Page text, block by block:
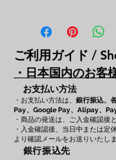
ご利用ガイド /
・日本国内のお客
お支払い方法
・お支払い方法は、 銀行振込、
Pay、Google Pay、Alipay、
・商品の発送は、ご入金確認後
・入金確認後、当日中または定
より確認メールをお送りいたしま
銀行振込先